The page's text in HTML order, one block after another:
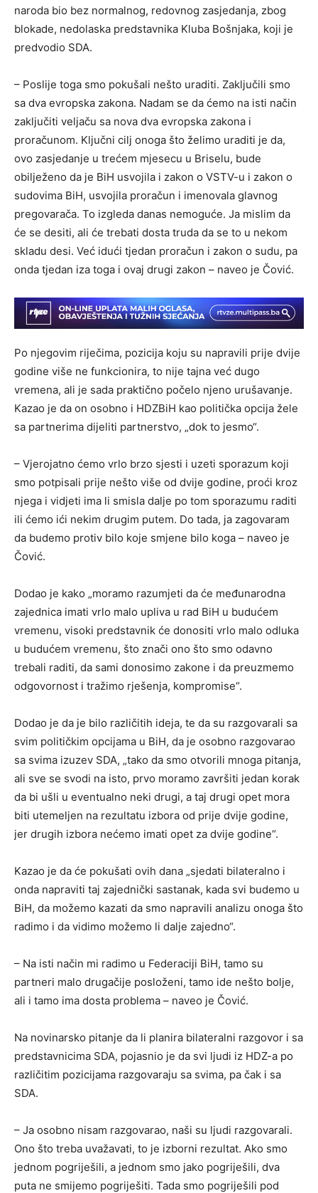
naroda bio bez normalnog, redovnog zasjedanja, zbog
blokade, nedolaska predstavnika Kluba Bošnjaka, koji je
predvodio SDA.
– Poslije toga smo pokušali nešto uraditi. Zaključili smo
sa dva evropska zakona. Nadam se da ćemo na isti način
zaključiti veljaču sa nova dva evropska zakona i
proračunom. Ključni cilj onoga što želimo uraditi je da,
ovo zasjedanje u trećem mjesecu u Briselu, bude
obilježeno da je BiH usvojila i zakon o VSTV-u i zakon o
sudovima BiH, usvojila proračun i imenovala glavnog
pregovarača. To izgleda danas nemoguće. Ja mislim da
će se desiti, ali će trebati dosta truda da se to u nekom
skladu desi. Već idući tjedan proračun i zakon o sudu, pa
onda tjedan iza toga i ovaj drugi zakon – naveo je Čović.
Po njegovim riječima, pozicija koju su napravili prije dvije
godine više ne funkcionira, to nije tajna već dugo
vremena, ali je sada praktično počelo njeno urušavanje.
Kazao je da on osobno i HDZBiH kao politička opcija žele
sa partnerima dijeliti partnerstvo, „dok to jesmo“.
– Vjerojatno ćemo vrlo brzo sjesti i uzeti sporazum koji
smo potpisali prije nešto više od dvije godine, proći kroz
njega i vidjeti ima li smisla dalje po tom sporazumu raditi
ili ćemo ići nekim drugim putem. Do tada, ja zagovaram
da budemo protiv bilo koje smjene bilo koga – naveo je
Čović.
Dodao je kako „moramo razumjeti da će međunarodna
zajednica imati vrlo malo upliva u rad BiH u budućem
vremenu, visoki predstavnik će donositi vrlo malo odluka
u budućem vremenu, što znači ono što smo odavno
trebali raditi, da sami donosimo zakone i da preuzmemo
odgovornost i tražimo rješenja, kompromise“.
Dodao je da je bilo različitih ideja, te da su razgovarali sa
svim političkim opcijama u BiH, da je osobno razgovarao
sa svima izuzev SDA, „tako da smo otvorili mnoga pitanja,
ali sve se svodi na isto, prvo moramo završiti jedan korak
da bi ušli u eventualno neki drugi, a taj drugi opet mora
biti utemeljen na rezultatu izbora od prije dvije godine,
jer drugih izbora nećemo imati opet za dvije godine“.
Kazao je da će pokušati ovih dana „sjedati bilateralno i
onda napraviti taj zajednički sastanak, kada svi budemo u
BiH, da možemo kazati da smo napravili analizu onoga što
radimo i da vidimo možemo li dalje zajedno“.
– Na isti način mi radimo u Federaciji BiH, tamo su
partneri malo drugačije posloženi, tamo ide nešto bolje,
ali i tamo ima dosta problema – naveo je Čović.
Na novinarsko pitanje da li planira bilateralni razgovor i sa
predstavnicima SDA, pojasnio je da svi ljudi iz HDZ-a po
različitim pozicijama razgovaraju sa svima, pa čak i sa
SDA.
– Ja osobno nisam razgovarao, naši su ljudi razgovarali.
Ono što treba uvažavati, to je izborni rezultat. Ako smo
jednom pogriješili, a jednom smo jako pogriješili, dva
puta ne smijemo pogriješiti. Tada smo pogriješili pod